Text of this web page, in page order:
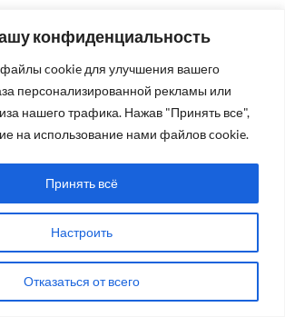
конфиденциальность
cookie для улучшения вашего
персонализированной рекламы или
нашего трафика. Нажав "Принять все",
на использование нами файлов cookie.
Настроить
Отказаться от всего
Принять всё
Первая тропа в Спасское-
Пора задуматься над вопросом
ЕСТЬ НА ЗЕМЛЕ И ПОЧЕМУ
ПРИЧИНА РАЗВИВАЮЩЕЙСЯ
КАТАСТРОФЫ?»
Здесь мои корни, здесь моя душа